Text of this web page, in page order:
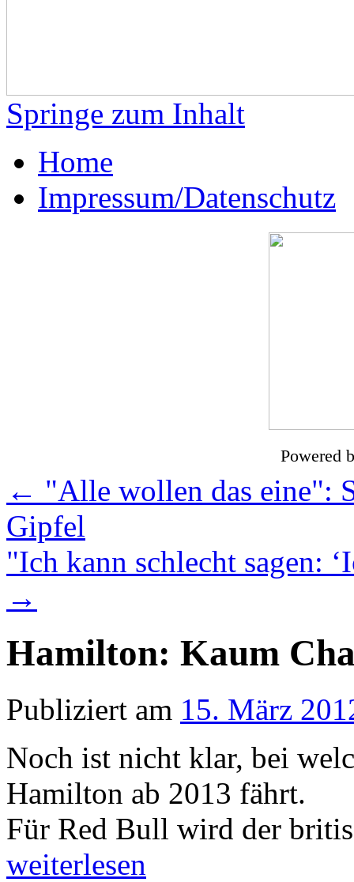
Springe zum Inhalt
Home
Impressum/Datenschutz
Powered
← "Alle wollen das eine":
Gipfel
"Ich kann schlecht sagen:
→
Hamilton: Kaum
Publiziert am 15. März
Noch ist nicht klar, bei
Hamilton ab 2013 fährt.
Für Red Bull wird der
weiterlesen